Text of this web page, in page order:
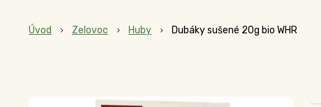
Úvod Zelovoc Huby Dubáky sušené 20g bio WHR